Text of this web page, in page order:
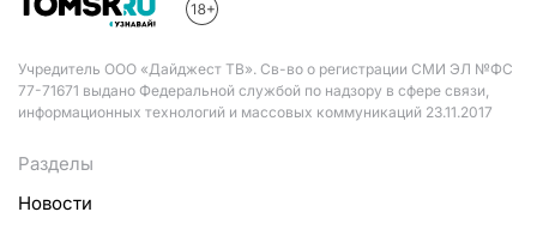
Учредитель ООО «Дайджест ТВ». Св-во о регистрации СМИ ЭЛ №ФС
77-71671 выдано Федеральной службой по надзору в сфере связи,
информационных технологий и массовых коммуникаций 23.11.2017
Разделы
Новости